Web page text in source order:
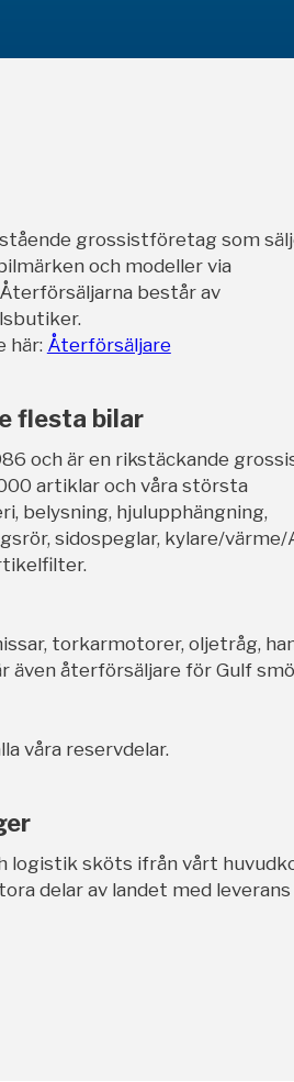
grossistföretag som
och modeller via
består av
här: Återförsäljare
flesta bilar
och är en rikstäckande
artiklar och våra största
belysning, hjulupphängning,
sidospeglar, kylare/värme/
torkarmotorer, oljetråg,
även återförsäljare för Gulf
våra reservdelar.
logistik sköts ifrån vårt
delar av landet med